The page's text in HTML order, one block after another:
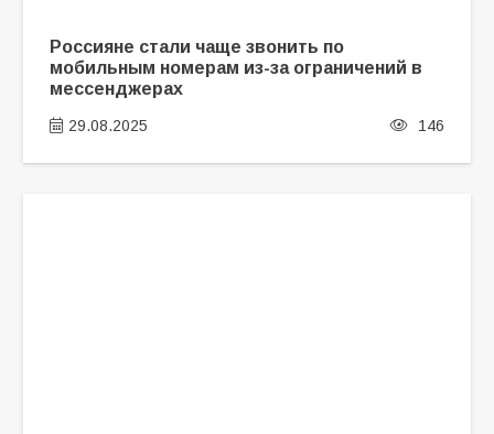
Россияне стали чаще звонить по
мобильным номерам из-за ограничений в
мессенджерах
29.08.2025 146